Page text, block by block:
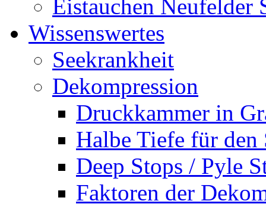
Eistauchen Neufelder
Wissenswertes
Seekrankheit
Dekompression
Druckkammer in
Halbe Tiefe für den
Deep Stops / Pyle
Faktoren der